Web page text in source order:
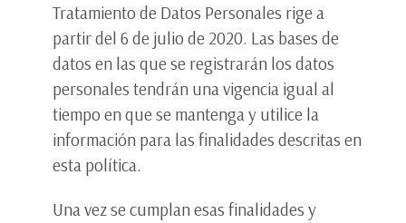
Tratamiento de Datos Personales rige a
partir del 6 de julio de 2020. Las bases de
datos en las que se registrarán los datos
personales tendrán una vigencia igual al
tiempo en que se mantenga y utilice la
información para las finalidades descritas en
esta política.
Una vez se cumplan esas finalidades y